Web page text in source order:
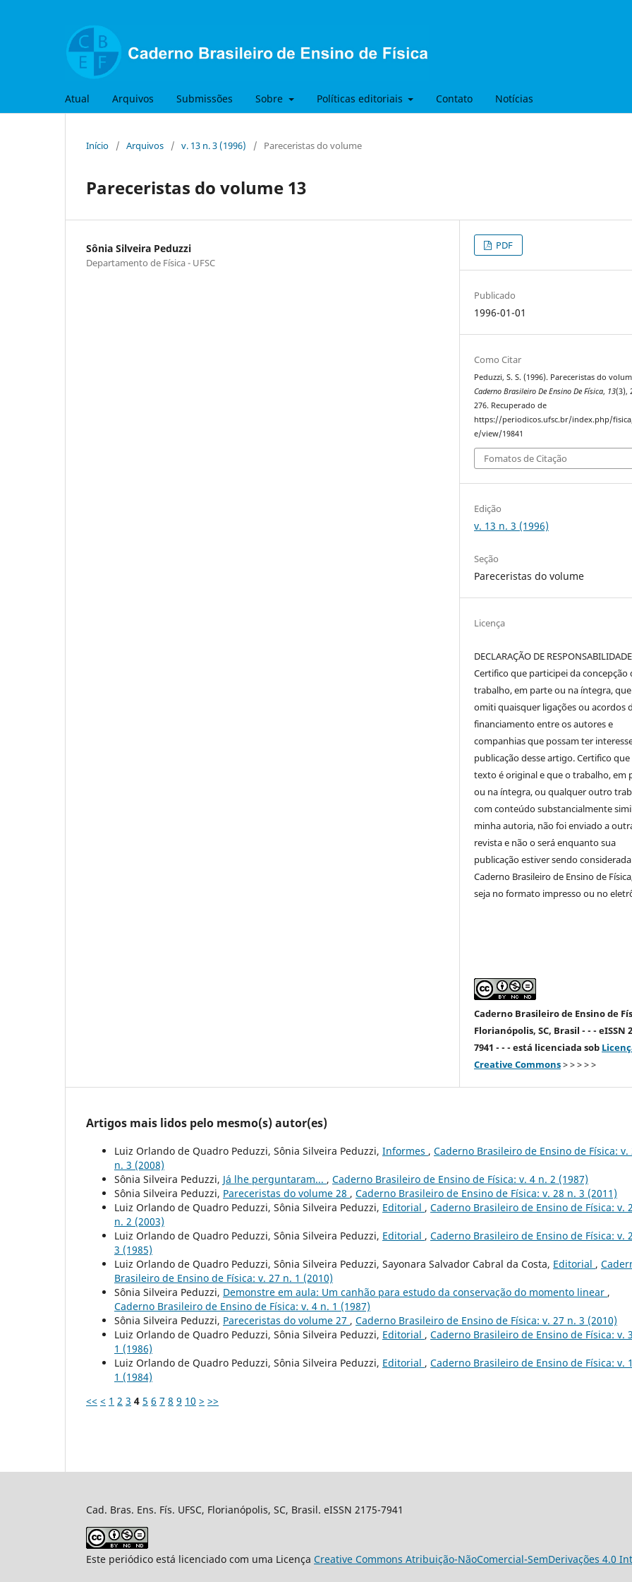
Atual Arquivos Submissões Sobre Políticas editoriais Contato Notícias
Início / Arquivos / v. 13 n. 3 (1996) / Pareceristas do volume
Pareceristas do volume 13
Sônia Silveira Peduzzi
Departamento de Física - UFSC
PDF
Publicado
1996-01-01
Como Citar
Peduzzi, S. S. (1996). Pareceristas do
Caderno Brasileiro De Ensino De Física, 13(3),
276. Recuperado de
https://periodicos.ufsc.br/index.php/
e/view/19841
Fomatos de Citação
Edição
v. 13 n. 3 (1996)
Seção
Pareceristas do volume
Licença
DECLARAÇÃO DE RESPONSABILIDADE
Certifico que participei da concepção
trabalho, em parte ou na íntegra,
omiti quaisquer ligações ou acordos
financiamento entre os autores e
companhias que possam ter
publicação desse artigo. Certifico que
texto é original e que o trabalho, em
ou na íntegra, ou qualquer outro
com conteúdo substancialmente
minha autoria, não foi enviado a
revista e não o será enquanto sua
publicação estiver sendo
Caderno Brasileiro de Ensino de
seja no formato impresso ou no
Caderno Brasileiro de Ensino de
Florianópolis, SC, Brasil - - - eISSN
7941 - - - está licenciada sob
Creative Commons> > > > >
Artigos mais lidos pelo mesmo(s) autor(es)
Luiz Orlando de Quadro Peduzzi, Sônia Silveira Peduzzi, Informes , Caderno Brasileiro de Ensino de Física: v.
n. 3 (2008)
Sônia Silveira Peduzzi, Já lhe perguntaram... , Caderno Brasileiro de Ensino de Física: v. 4 n. 2 (1987)
Sônia Silveira Peduzzi, Pareceristas do volume 28 , Caderno Brasileiro de Ensino de Física: v. 28 n. 3 (2011)
Luiz Orlando de Quadro Peduzzi, Sônia Silveira Peduzzi, Editorial , Caderno Brasileiro de Ensino de Física: v.
n. 2 (2003)
Luiz Orlando de Quadro Peduzzi, Sônia Silveira Peduzzi, Editorial , Caderno Brasileiro de Ensino de Física: v.
3 (1985)
Luiz Orlando de Quadro Peduzzi, Sônia Silveira Peduzzi, Sayonara Salvador Cabral da Costa, Editorial ,
Brasileiro de Ensino de Física: v. 27 n. 1 (2010)
Sônia Silveira Peduzzi, Demonstre em aula: Um canhão para estudo da conservação do momento linear ,
Caderno Brasileiro de Ensino de Física: v. 4 n. 1 (1987)
Sônia Silveira Peduzzi, Pareceristas do volume 27 , Caderno Brasileiro de Ensino de Física: v. 27 n. 3 (2010)
Luiz Orlando de Quadro Peduzzi, Sônia Silveira Peduzzi, Editorial , Caderno Brasileiro de Ensino de Física: v.
1 (1986)
Luiz Orlando de Quadro Peduzzi, Sônia Silveira Peduzzi, Editorial , Caderno Brasileiro de Ensino de Física: v.
1 (1984)
<< < 1 2 3 4 5 6 7 8 9 10 > >>
Cad. Bras. Ens. Fís. UFSC, Florianópolis, SC, Brasil. eISSN 2175-7941
Este periódico está licenciado com uma Licença Creative Commons Atribuição-NãoComercial-SemDerivações 4.0